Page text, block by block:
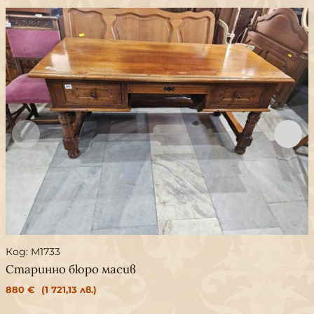
Код: M1733
Старинно бюро масив
880 € (1 721,13 лв.)